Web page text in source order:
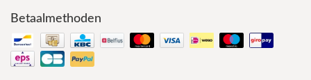
Betaalmethoden